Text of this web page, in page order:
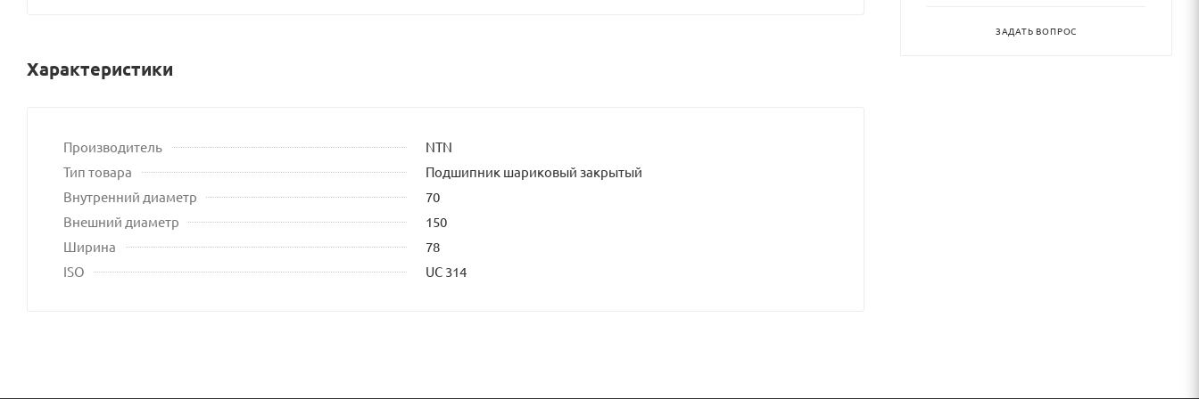
Характеристики
Производитель
NTN
Тип товара
Подшипник шариковый закрытый
Внутренний диаметр
70
Внешний диаметр
150
Ширина
78
ISO
UC 314
ЗАДАТЬ ВОПРОС